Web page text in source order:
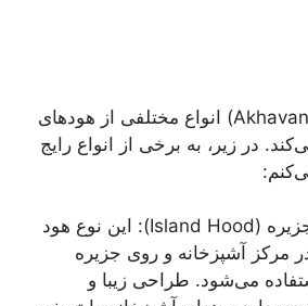
هود اخوان (Akhavan Hood) انواع مختلفی از هود‌های
در زیر، به برخی از انواع رایج
هود اخوان جزیره (Island Hood): این نوع هود
مرکز آشپزخانه و روی جزیره
می‌شود. طراحی زیبا و